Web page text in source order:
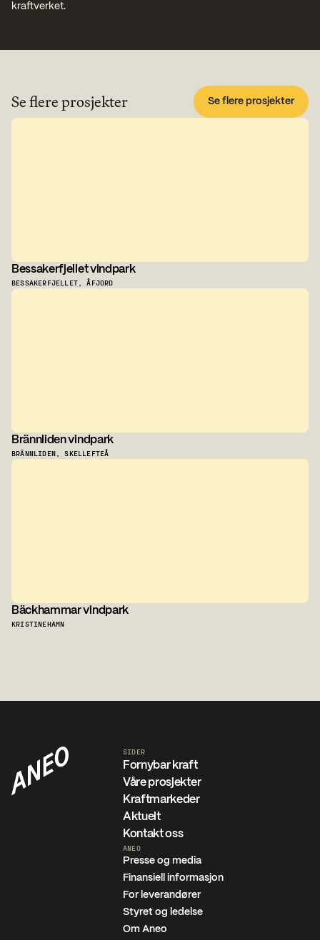
kraftverket.
Se flere prosjekter Se flere prosjekter
Bessakerfjellet vindpark
BESSAKERFJELLET, ÅFJORD
Brännliden vindpark
BRÄNNLIDEN, SKELLEFTEÅ
Bäckhammar vindpark
KRISTINEHAMN
SIDER
Fornybar kraft
Våre prosjekter
Kraftmarkeder
Aktuelt
Kontakt oss
ANEO
Presse og media
Finansiell informasjon
For leverandører
Styret og ledelse
Om Aneo